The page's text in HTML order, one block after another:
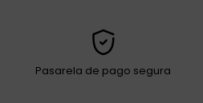
Pasarela de pago segura